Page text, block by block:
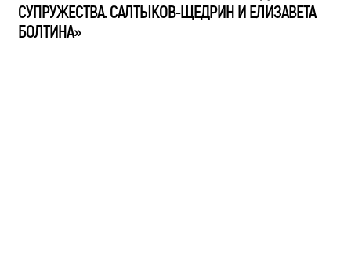
СУПРУЖЕСТВА. САЛТЫКОВ-ЩЕДРИН И ЕЛИЗАВЕТА
БОЛТИНА»